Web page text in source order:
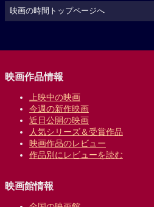
映画の時間トップページへ
映画作品情報
上映中の映画
今週の新作映画
近日公開の映画
人気シリーズ＆受賞作品
映画作品のレビュー
作品別にレビューを読む
映画館情報